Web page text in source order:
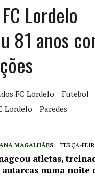
Lordelo
81 anos
FC Lordelo
Futebol
Lordelo
Paredes
MAGALHÃES TERÇA-
atletas,
numa noite